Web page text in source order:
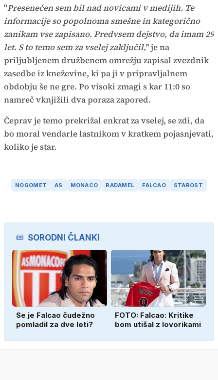
"Presenečen sem bil nad novicami v medijih. Te
informacije so popolnoma smešne in kategorično
zanikam vse zapisano. Predvsem dejstvo, da imam 29
let. S to temo sem za vselej zaključil,'' je na
priljubljenem družbenem omrežju zapisal zvezdnik
zasedbe iz kneževine, ki pa ji v pripravljalnem
obdobju še ne gre. Po visoki zmagi s kar 11:0 so
namreč vknjižili dva poraza zapored.
Čeprav je temo prekrižal enkrat za vselej, se zdi, da
bo moral vendarle lastnikom v kratkem pojasnjevati,
koliko je star.
NOGOMET AS MONACO RADAMEL FALCAO STAROST
SORODNI ČLANKI
Se je Falcao čudežno
pomladil za dve leti?
FOTO: Falcao: Kritike
bom utišal z lovorikami